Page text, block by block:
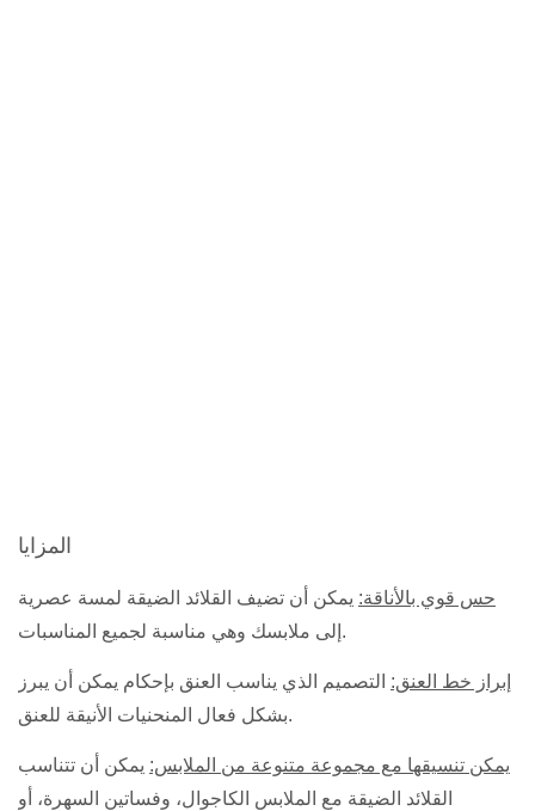
المزايا
حس قوي بالأناقة: يمكن أن تضيف القلائد الضيقة لمسة عصرية
إلى ملابسك وهي مناسبة لجميع المناسبات.
إبراز خط العنق: التصميم الذي يناسب العنق بإحكام يمكن أن يبرز
بشكل فعال المنحنيات الأنيقة للعنق.
يمكن تنسيقها مع مجموعة متنوعة من الملابس: يمكن أن تتناسب
القلائد الضيقة مع الملابس الكاجوال، وفساتين السهرة، أو